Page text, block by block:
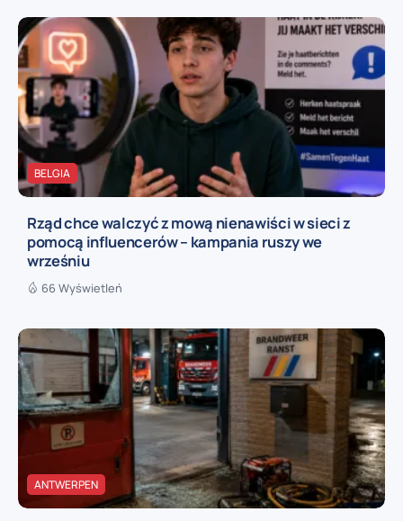
BELGIA
Rząd chce walczyć z mową nienawiści w sieci z
pomocą influencerów – kampania ruszy we
wrześniu
66 Wyświetleń
ANTWERPEN